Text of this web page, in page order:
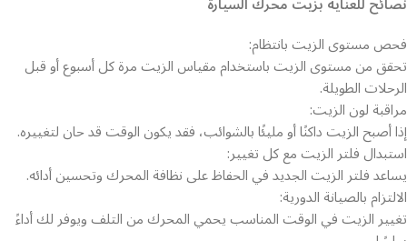
فحص مستوى الزيت بانتظام:
تحقق من مستوى الزيت باستخدام مقياس الزيت مرة كل أسبوع أو قبل
الرحلات الطويلة.
مراقبة لون الزيت:
إذا أصبح الزيت داكنًا أو مليئًا بالشوائب، فقد يكون الوقت قد حان لتغييره.
استبدال فلتر الزيت مع كل تغيير:
يساعد فلتر الزيت الجديد في الحفاظ على نظافة المحرك وتحسين أدائه.
الالتزام بالصيانة الدورية:
تغيير الزيت في الوقت المناسب يحمي المحرك من التلف ويوفر لك أداءً